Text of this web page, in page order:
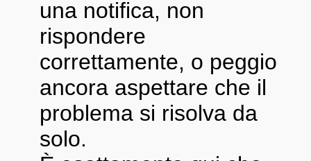
una notifica, non
rispondere
correttamente, o peggio
ancora aspettare che il
problema si risolva da
solo.